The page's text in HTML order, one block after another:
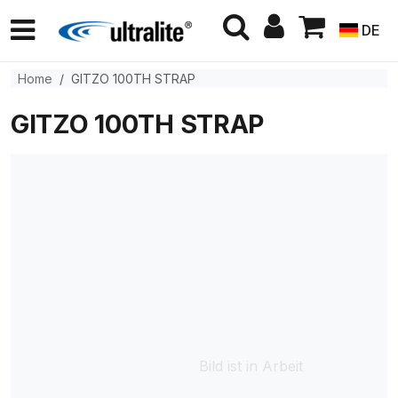
DE
Home GITZO 100TH STRAP
GITZO 100TH STRAP
Bild ist in Arbeit